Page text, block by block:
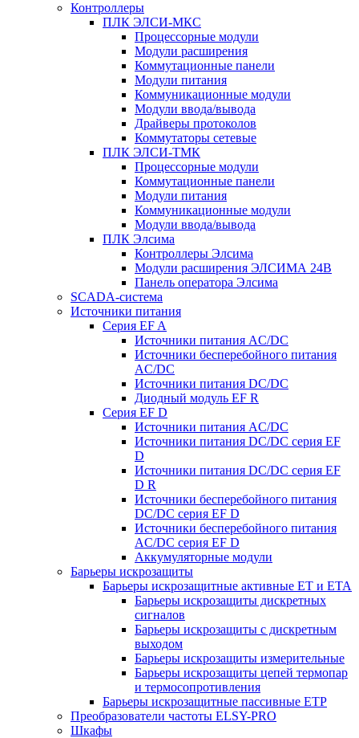
Контроллеры
ПЛК ЭЛСИ-МКС
Процессорные модули
Модули расширения
Коммутационные панели
Модули питания
Коммуникационные модули
Модули ввода/вывода
Драйверы протоколов
Коммутаторы сетевые
ПЛК ЭЛСИ-ТМК
Процессорные модули
Коммутационные панели
Модули питания
Коммуникационные модули
Модули ввода/вывода
ПЛК Элсима
Контроллеры Элсима
Модули расширения ЭЛСИМА 24В
Панель оператора Элсима
SCADA-система
Источники питания
Серия EF A
Источники питания AC/DC
Источники бесперебойного питания
AC/DC
Источники питания DC/DC
Диодный модуль EF R
Серия EF D
Источники питания AC/DC
Источники питания DC/DC серия EF
D
Источники питания DC/DC серия EF
D R
Источники бесперебойного питания
DC/DC серия EF D
Источники бесперебойного питания
AC/DC серия EF D
Аккумуляторные модули
Барьеры искрозащиты
Барьеры искрозащитные активные ET и ETA
Барьеры искрозащиты дискретных
сигналов
Барьеры искрозащиты с дискретным
выходом
Барьеры искрозащиты измерительные
Барьеры искрозащиты цепей термопар
и термосопротивления
Барьеры искрозащитные пассивные ЕТР
Преобразователи частоты ELSY-PRO
Шкафы